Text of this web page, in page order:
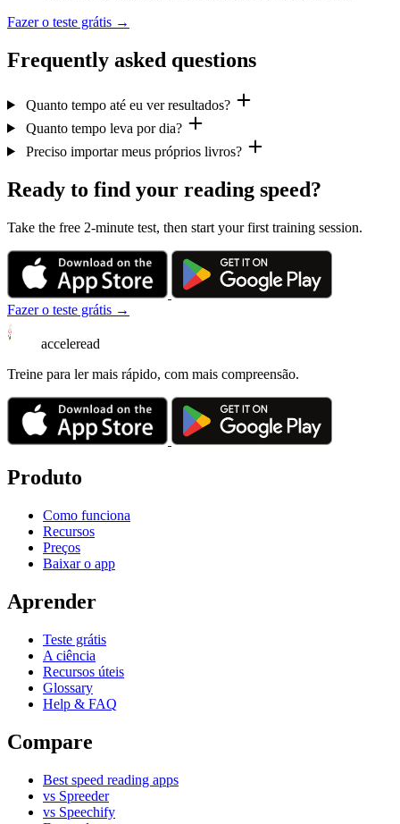
Fazer o teste grátis →
Frequently asked questions
Quanto tempo até eu ver resultados?
Quanto tempo leva por dia?
Preciso importar meus próprios livros?
Ready to find your reading speed?
Take the free 2-minute test, then start your first training session.
Fazer o teste grátis →
acceleread
Treine para ler mais rápido, com mais compreensão.
Produto
Como funciona
Recursos
Preços
Baixar o app
Aprender
Teste grátis
A ciência
Recursos úteis
Glossary
Help & FAQ
Compare
Best speed reading apps
vs Spreeder
vs Speechify